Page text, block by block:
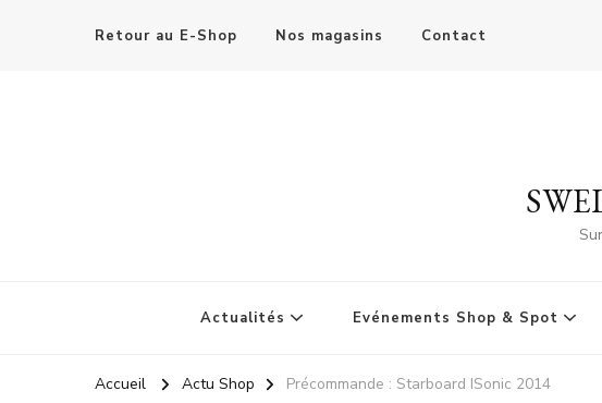
Retour au E-Shop Nos magasins Contact
Actualités Evénements Shop & Spot
Accueil Actu Shop Précommande : Starboard ISonic 2014